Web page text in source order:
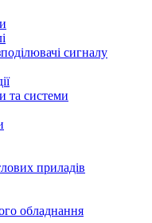
сигналу
та системи
приладів
обладнання